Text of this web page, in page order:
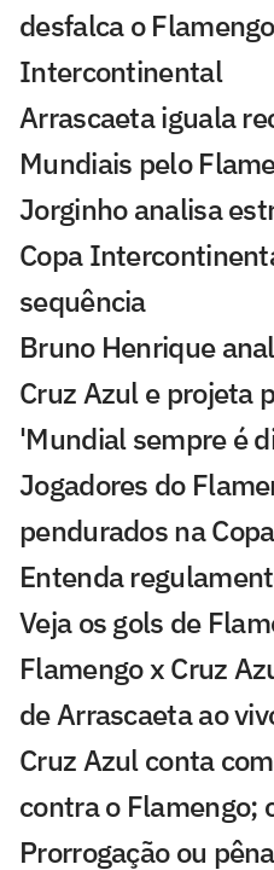
desfalca o
Intercontinental
Arrascaeta iguala
Mundiais pelo
Jorginho analisa
Copa
sequência
Bruno Henrique
Cruz Azul e projeta
'Mundial sempre é
Jogadores do
pendurados na
Entenda
Veja os gols de
Flamengo x Cruz
de Arrascaeta ao
Cruz Azul conta
contra o Flamengo;
Prorrogação ou